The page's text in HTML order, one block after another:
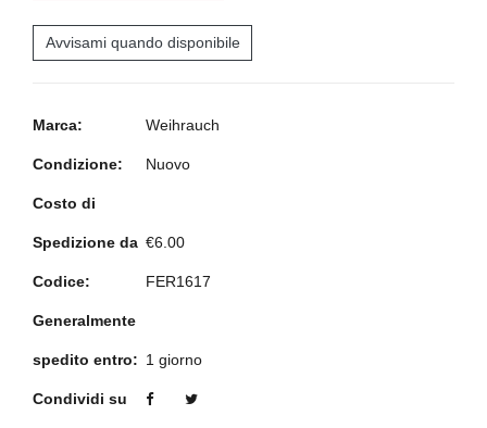
Avvisami quando disponibile
Marca: Weihrauch
Condizione: Nuovo
Costo di
Spedizione da €6.00
Codice: FER1617
Generalmente
spedito entro: 1 giorno
Condividi su